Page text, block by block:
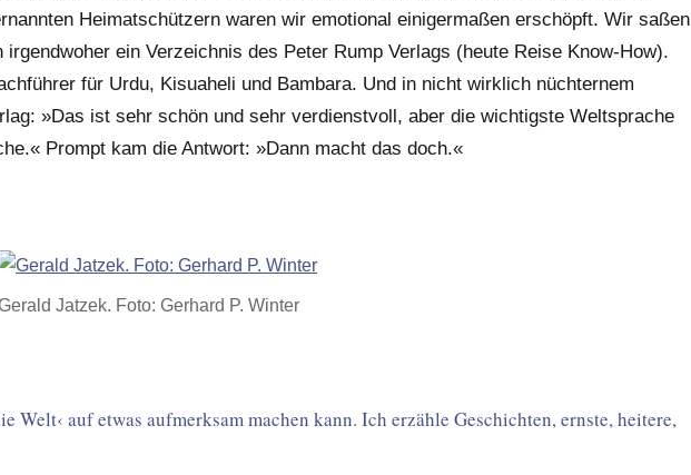
Heimatschützern waren wir emotional einigermaßen erschöpft. Wir saßen
ein Verzeichnis des Peter Rump Verlags (heute Reise Know-How).
für Urdu, Kisuaheli und Bambara. Und in nicht wirklich nüchternem
»Das ist sehr schön und sehr verdienstvoll, aber die wichtigste Weltsprache
Prompt kam die Antwort: »Dann macht das doch.«
Jatzek. Foto: Gerhard P. Winter
Welt‹ auf etwas aufmerksam machen kann. Ich erzähle Geschichten, ernste, heitere,